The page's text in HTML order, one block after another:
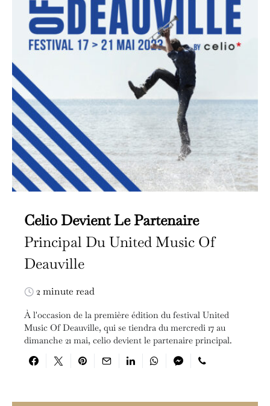
Celio Devient Le Partenaire
Principal Du United Music Of
Deauville
2 minute read
À l'occasion de la première édition du festival United
Music Of Deauville, qui se tiendra du mercredi 17 au
dimanche 21 mai, celio devient le partenaire principal.